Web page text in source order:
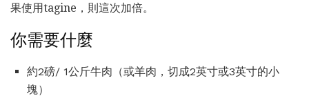
果使用tagine，則這次加倍。
你需要什麼
約2磅/ 1公斤牛肉（或羊肉，切成2英寸或3英寸的小
塊）